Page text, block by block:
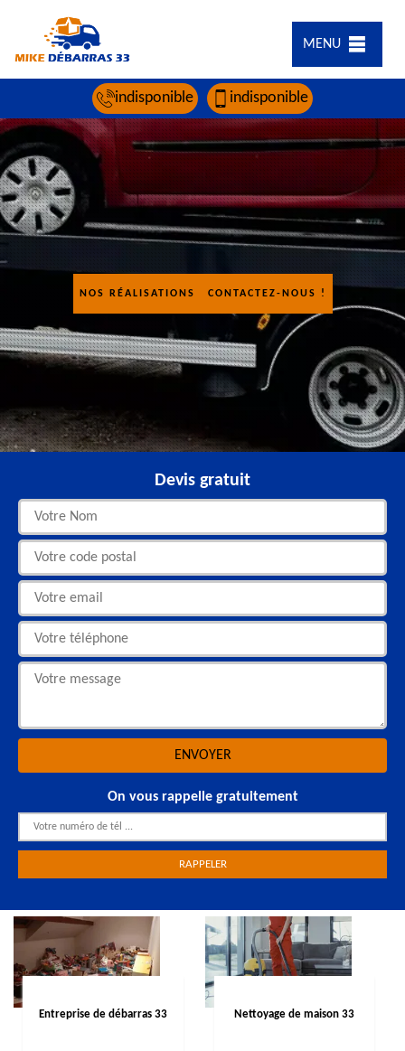
MENU
indisponible indisponible
NOS RÉALISATIONS CONTACTEZ-NOUS !
Devis gratuit
On vous rappelle gratuitement
Entreprise de débarras 33 Nettoyage de maison 33